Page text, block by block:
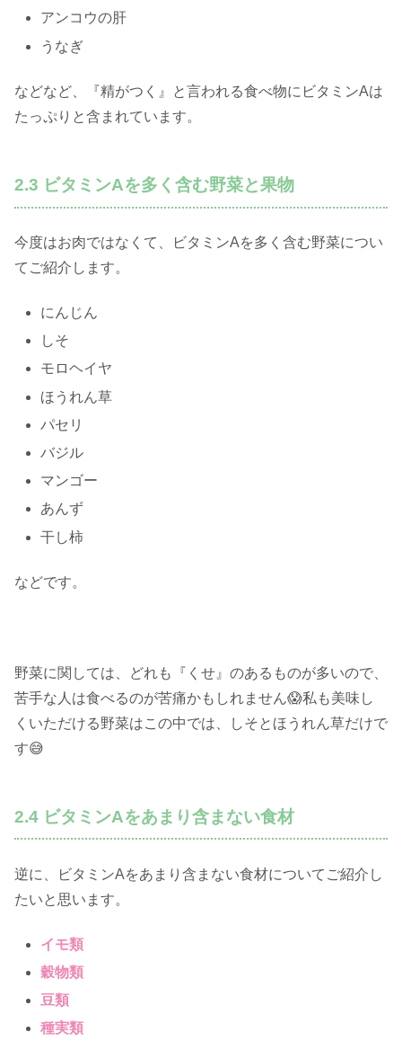
アンコウの肝
うなぎ
などなど、『精がつく』と言われる食べ物にビタミンAは
たっぷりと含まれています。
2.3 ビタミンAを多く含む野菜と果物
今度はお肉ではなくて、ビタミンAを多く含む野菜につい
てご紹介します。
にんじん
しそ
モロヘイヤ
ほうれん草
パセリ
バジル
マンゴー
あんず
干し柿
などです。
野菜に関しては、どれも『くせ』のあるものが多いので、
苦手な人は食べるのが苦痛かもしれません😱私も美味し
くいただける野菜はこの中では、しそとほうれん草だけで
す😅
2.4 ビタミンAをあまり含まない食材
逆に、ビタミンAをあまり含まない食材についてご紹介し
たいと思います。
イモ類
穀物類
豆類
種実類